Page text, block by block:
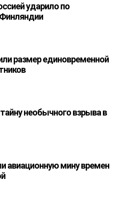
ударило по
размер единовременной
необычного взрыва в
авиационную мину времен